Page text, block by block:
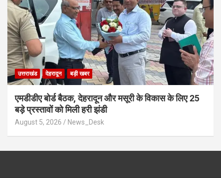
उत्तराखंड देहरादून बड़ी खबर
एमडीडीए बोर्ड बैठक, देहरादून और मसूरी के विकास के लिए 25
बड़े प्रस्तावों को मिली हरी झंडी
August 5, 2026 News_Desk